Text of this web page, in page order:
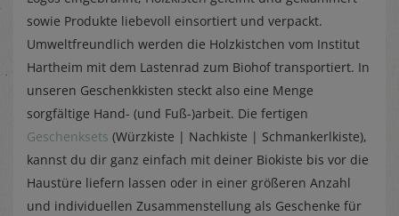
sowie Produkte liebevoll einsortiert und verpackt.
Umweltfreundlich werden die Holzkistchen vom Institut
Hartheim mit dem Lastenrad zum Biohof transportiert. In
unseren Geschenkkisten steckt also eine Menge
sorgfältige Hand- (und Fuß-)arbeit. Die fertigen
Geschenksets (Würzkiste | Nachkiste | Schmankerlkiste),
kannst du dir ganz einfach mit deiner Biokiste bis vor die
Haustüre liefern lassen oder in einer größeren Anzahl
und individuellen Zusammenstellung als Geschenke für